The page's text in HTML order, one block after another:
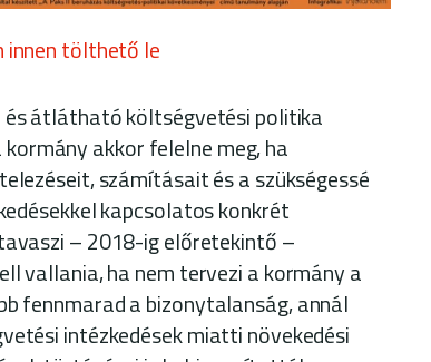
tölthető le
átlátható költségvetési politika
akkor felelne meg, ha
számításait és a szükségessé
kapcsolatos konkrét
– 2018-ig előretekintő –
vallania, ha nem tervezi a kormány a
fennmarad a bizonytalanság, annál
intézkedések miatti növekedési